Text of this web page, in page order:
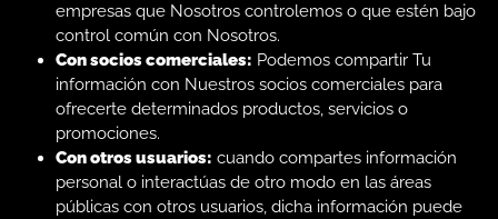
empresas que Nosotros controlemos o que estén bajo
control común con Nosotros.
Con socios comerciales: Podemos compartir Tu
información con Nuestros socios comerciales para
ofrecerte determinados productos, servicios o
promociones.
Con otros usuarios: cuando compartes información
personal o interactúas de otro modo en las áreas
públicas con otros usuarios, dicha información puede